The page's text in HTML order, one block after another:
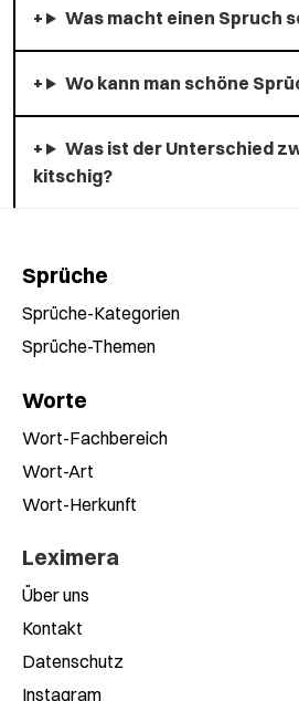
Was macht einen Spruch
Wo kann man schöne
Was ist der Unterschied
kitschig?
Sprüche
Sprüche-Kategorien
Sprüche-Themen
Worte
Wort-Fachbereich
Wort-Art
Wort-Herkunft
Leximera
Über uns
Kontakt
Datenschutz
Instagram